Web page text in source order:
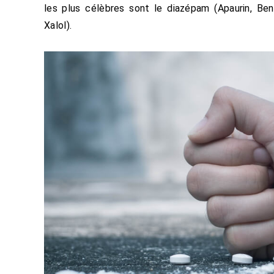
les plus célèbres sont le diazépam (Apaurin,
Xalol).